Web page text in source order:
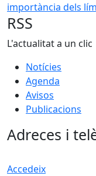
importància dels
RSS
L'actualitat a un clic
Notícies
Agenda
Avisos
Publicacions
Adreces i
Accedeix